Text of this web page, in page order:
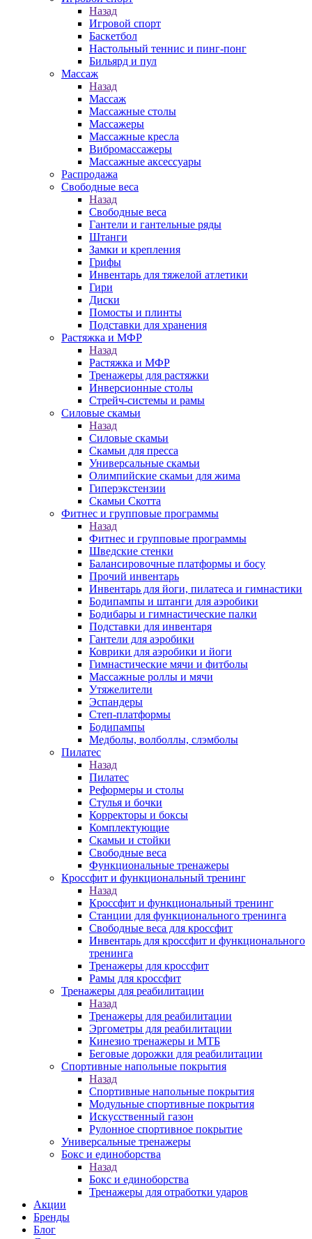
Назад
Игровой спорт
Баскетбол
Настольный теннис и пинг-понг
Бильярд и пул
Массаж
Назад
Массаж
Массажные столы
Массажеры
Массажные кресла
Вибромассажеры
Массажные аксессуары
Распродажа
Свободные веса
Назад
Свободные веса
Гантели и гантельные ряды
Штанги
Замки и крепления
Грифы
Инвентарь для тяжелой атлетики
Гири
Диски
Помосты и плинты
Подставки для хранения
Растяжка и МФР
Назад
Растяжка и МФР
Тренажеры для растяжки
Инверсионные столы
Стрейч-системы и рамы
Силовые скамьи
Назад
Силовые скамьи
Скамьи для пресса
Универсальные скамьи
Олимпийские скамьи для жима
Гиперэкстензии
Скамьи Скотта
Фитнес и групповые программы
Назад
Фитнес и групповые программы
Шведские стенки
Балансировочные платформы и босу
Прочий инвентарь
Инвентарь для йоги, пилатеса и гимнастики
Бодипампы и штанги для аэробики
Бодибары и гимнастические палки
Подставки для инвентаря
Гантели для аэробики
Коврики для аэробики и йоги
Гимнастические мячи и фитболы
Массажные роллы и мячи
Утяжелители
Эспандеры
Степ-платформы
Бодипампы
Медболы, волболлы, слэмболы
Пилатес
Назад
Пилатес
Реформеры и столы
Стулья и бочки
Корректоры и боксы
Комплектующие
Скамьи и стойки
Свободные веса
Функциональные тренажеры
Кроссфит и функциональный тренинг
Назад
Кроссфит и функциональный тренинг
Станции для функционального тренинга
Свободные веса для кроссфит
Инвентарь для кроссфит и функционального
тренинга
Тренажеры для кроссфит
Рамы для кроссфит
Тренажеры для реабилитации
Назад
Тренажеры для реабилитации
Эргометры для реабилитации
Кинезио тренажеры и МТБ
Беговые дорожки для реабилитации
Спортивные напольные покрытия
Назад
Спортивные напольные покрытия
Модульные спортивные покрытия
Искусственный газон
Рулонное спортивное покрытие
Универсальные тренажеры
Бокс и единоборства
Назад
Бокс и единоборства
Тренажеры для отработки ударов
Акции
Бренды
Блог